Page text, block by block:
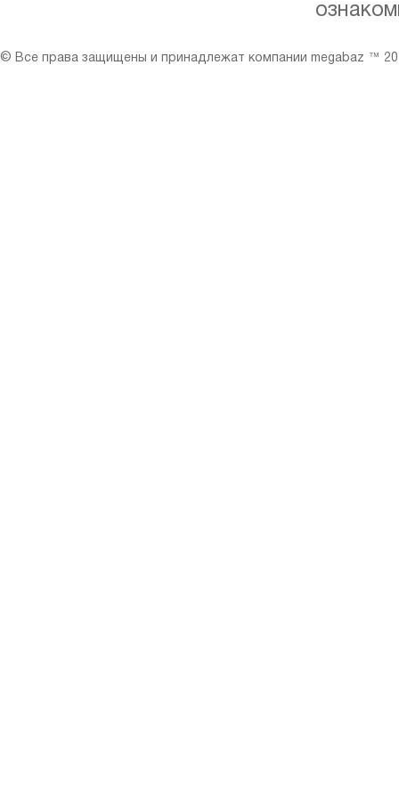
© Все права защищены и принадлежат компании megabaz ™